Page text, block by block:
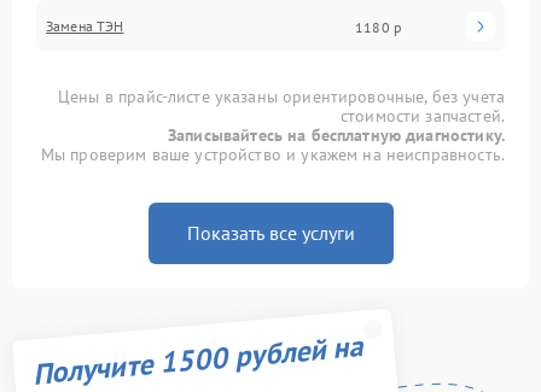
Замена ТЭН 1180 р
Цены в прайс-листе указаны ориентировочные, без учета
стоимости запчастей.
Записывайтесь на бесплатную диагностику.
Мы проверим ваше устройство и укажем на неисправность.
Показать все услуги
Получите 1500 рублей на